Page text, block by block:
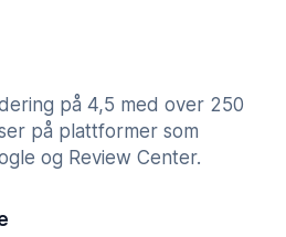
på 4,5 med over 250
på plattformer som
og Review Center.